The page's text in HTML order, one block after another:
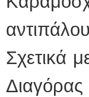
Σχετικά